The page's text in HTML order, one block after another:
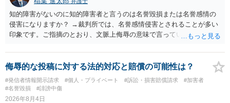
知的障害がないのに知的障害者と言うのは名誉毀損または名誉感情の
侵害になりますか？ →裁判所では、名誉感情侵害とされることが多い
印象です。ご指摘のとおり、文脈上侮辱の意味で言っている点も加味
侮辱的な投稿に対する法的対応と賠償の可能性は？
#発信者情報開示請求 #個人・プライベート #訴訟・損害賠償請求
#加害者
#名誉毀損
#誹謗中傷
2026年8月4日